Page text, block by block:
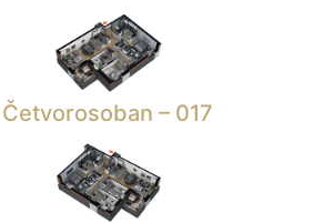
Četvorosoban – 017